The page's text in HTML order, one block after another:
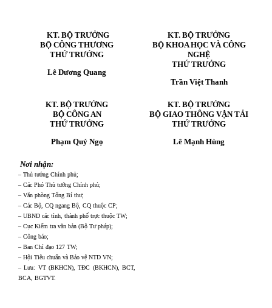
KT. BỘ TRƯỞNG
BỘ CÔNG THƯƠNG
THỨ TRƯỞNG
Lê Dương Quang
KT. BỘ TRƯỞNG
BỘ KHOA HỌC VÀ CÔNG
NGHỆ
THỨ TRƯỞNG
Trần Việt Thanh
KT. BỘ TRƯỞNG
BỘ CÔNG AN
THỨ TRƯỞNG
Phạm Quý Ngọ
KT. BỘ TRƯỞNG
BỘ GIAO THÔNG VẬN TẢI
THỨ TRƯỞNG
Lê Mạnh Hùng
Nơi nhận:
– Thủ tướng Chính phủ;
–Các Phó Thủ tướng Chính phủ;
–Văn phòng Tổng Bí thư;
–Các Bộ, CQ ngang Bộ,CQthuộc CP;
–UBND các tỉnh, thành phố trực thuộc TW;
–Cục Kiểm tra văn bản (Bộ Tư pháp);
–Công báo;
–Ban Chỉ đạo 127 TW;
–Hội Tiêu chuẩn và Bảo vệ NTD VN;
– Lưu: VT (BKHCN), TĐC (BKHCN), BCT,
BCA, BGTVT.